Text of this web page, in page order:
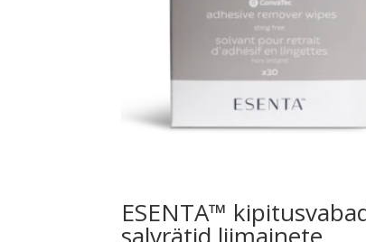
ESENTA™
salvrätid liimainete